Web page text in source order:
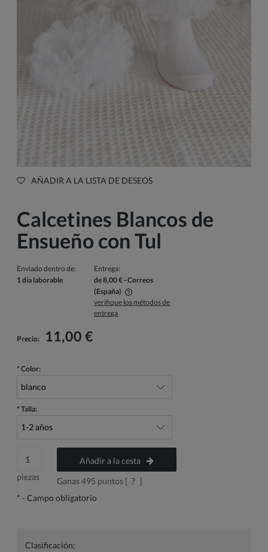
AÑADIR A LA LISTA DE DESEOS
Calcetines Blancos de
Ensueño con Tul
Enviado dentro de:
1 día laborable
Entrega:
de 8,00 €- Correos
(España)
El precio no incluye los posibles gastos de pago
verifique los métodos de
entrega
Precio: 11,00 €
* Color:
* Talla:
piezas
Añadir a la cesta
Ganas495 puntos [ ? ]
* - Campo obligatorio
Clasificación: